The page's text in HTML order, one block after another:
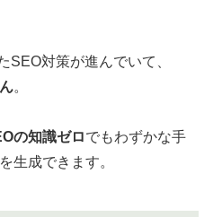
SEO対策が進んでいて、
。
の知識ゼロでもわずかな手
生成できます。